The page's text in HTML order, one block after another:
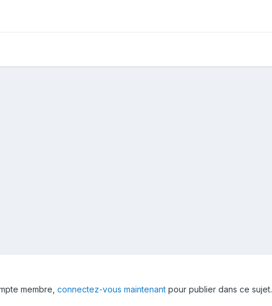
membre, connectez-vous maintenant pour publier dans ce sujet.